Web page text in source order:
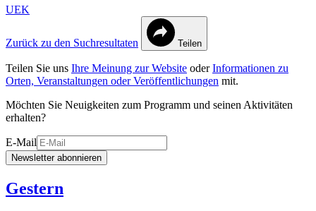
UEK
Zurück zu den Suchresultaten Teilen
Teilen Sie uns Ihre Meinung zur Website oderInformationen zu
Orten, Veranstaltungen oder Veröffentlichungen mit.
Möchten Sie Neuigkeiten zum Programm und seinen Aktivitäten
erhalten?
E-Mail
Newsletter abonnieren
Gestern